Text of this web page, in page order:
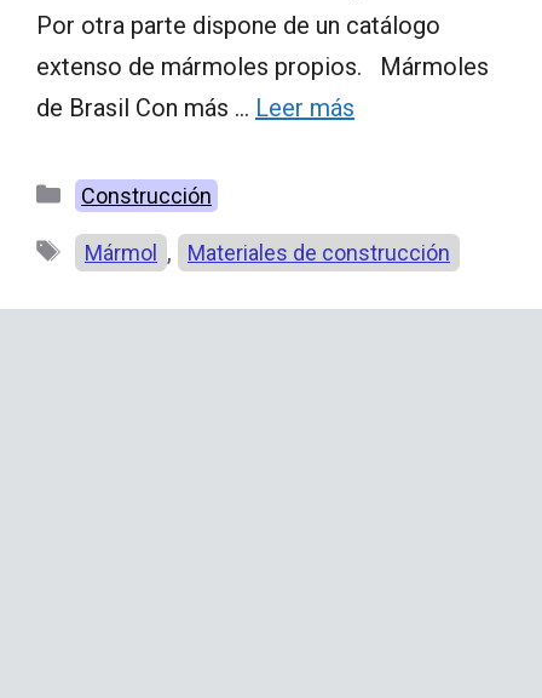
Por otra parte dispone de un catálogo
extenso de mármoles propios. Mármoles
de Brasil Con más … Leer más
Categorías
Construcción
Etiquetas
Mármol , Materiales de construcción